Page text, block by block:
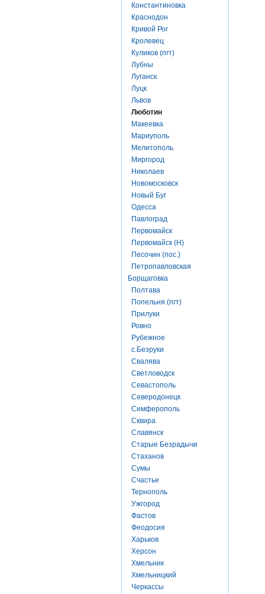
Константиновка
Краснодон
Кривой Рог
Кролевец
Куликов (пгт)
Лубны
Луганск
Луцк
Львов
Люботин
Макеевка
Мариуполь
Мелитополь
Миргород
Николаев
Новомосковск
Новый Буг
Одесса
Павлоград
Первомайск
Первомайск (Н)
Песочин (пос.)
Петропавловская
Борщаговка
Полтава
Попельня (пгт)
Прилуки
Ровно
Рубежное
с.Безруки
Свалява
Светловодск
Севастополь
Северодонецк
Симферополь
Сквира
Славянск
Старые Безрадычи
Стаханов
Сумы
Счастье
Тернополь
Ужгород
Фастов
Феодосия
Харьков
Херсон
Хмельник
Хмельницкий
Черкассы